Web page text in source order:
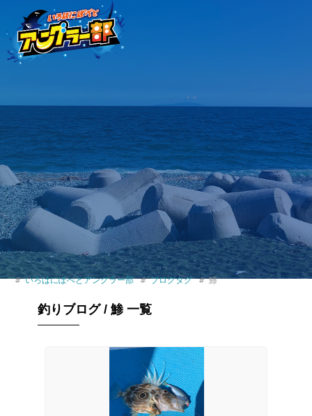
いろはにぽぺとアングラー部 ブログタグ 鯵
釣りブログ / 鯵 一覧